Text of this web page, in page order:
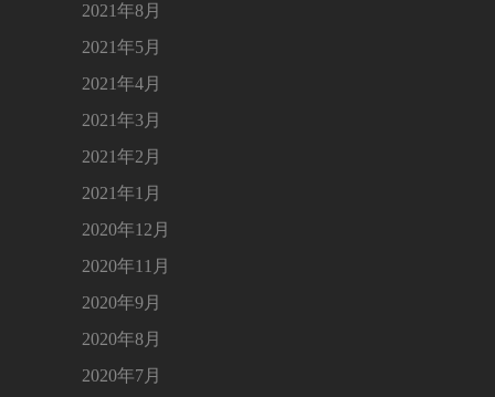
2021年8月
2021年5月
2021年4月
2021年3月
2021年2月
2021年1月
2020年12月
2020年11月
2020年9月
2020年8月
2020年7月